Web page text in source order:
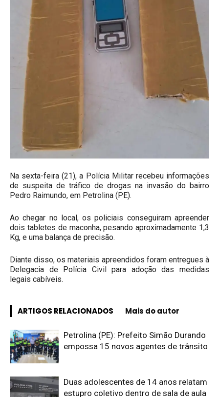
Na sexta-feira (21), a Polícia Militar recebeu informações
de suspeita de tráfico de drogas na invasão do bairro
Pedro Raimundo, em Petrolina (PE).
Ao chegar no local, os policiais conseguiram apreender
dois tabletes de maconha, pesando aproximadamente 1,3
Kg, e uma balança de precisão.
Diante disso, os materiais apreendidos foram entregues à
Delegacia de Polícia Civil para adoção das medidas
legais cabíveis.
ARTIGOS RELACIONADOS Mais do autor
Petrolina (PE): Prefeito Simão Durando
empossa 15 novos agentes de trânsito
Duas adolescentes de 14 anos relatam
estupro coletivo dentro de sala de aula